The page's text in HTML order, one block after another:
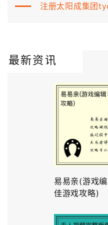
注册太阳成集团
最新资讯
易易亲(游戏
佳游戏攻略)